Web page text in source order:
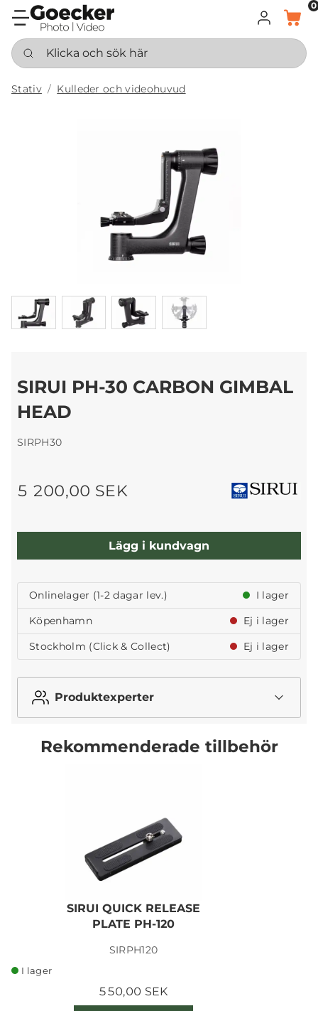
LOGGA IN
KORG
0
Klicka och sök här
Stativ Kulleder och videohuvud
SIRUI PH-30 CARBON GIMBAL
HEAD
SIRPH30
5 200,00 SEK
Lägg i kundvagn
Onlinelager (1-2 dagar lev.)
I lager
Köpenhamn
Ej i lager
Stockholm (Click & Collect)
Ej i lager
Produktexperter
Rekommenderade tillbehör
SIRUI QUICK RELEASE
PLATE PH-120
SIRPH120
I lager
550,00 SEK